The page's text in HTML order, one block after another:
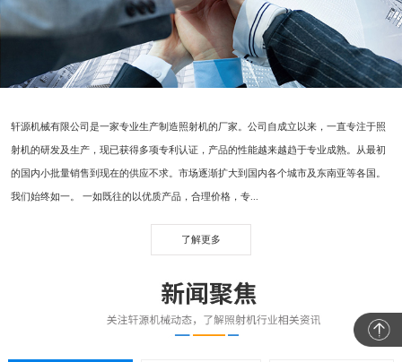
轩源机械有限公司是一家专业生产制造照射机的厂家。公司自成立以来，一直专注于照
射机的研发及生产，现已获得多项专利认证，产品的性能越来越趋于专业成熟。从最初
的国内小批量销售到现在的供应不求。市场逐渐扩大到国内各个城市及东南亚等各国。
我们始终如一。 一如既往的以优质产品，合理价格，专...
了解更多